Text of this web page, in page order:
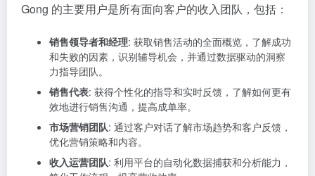
Gong 的主要用户是所有面向客户的收入团队，包括：
销售领导者和经理: 获取销售活动的全面概览，了解成功
和失败的因素，识别辅导机会，并通过数据驱动的洞察
力指导团队。
销售代表: 获得个性化的指导和实时反馈，了解如何更有
效地进行销售沟通，提高成单率。
市场营销团队: 通过客户对话了解市场趋势和客户反馈，
优化营销策略和内容。
收入运营团队: 利用平台的自动化数据捕获和分析能力，